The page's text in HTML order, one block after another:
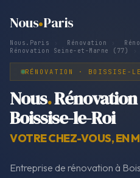
Nous Paris
Nous.Paris Rénovation
Rénovation Seine-et-Marne (77)
RÉNOVATION ·
Nous.Rénovation
Boissise-le-Roi
VOTRE CHEZ-VOUS, EN
Entreprise de rénovation à